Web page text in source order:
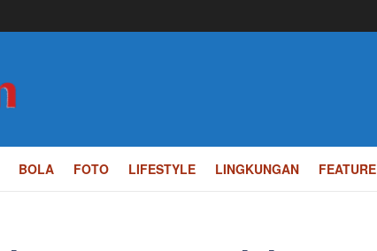
BOLA FOTO LIFESTYLE LINGKUNGAN FEATURE